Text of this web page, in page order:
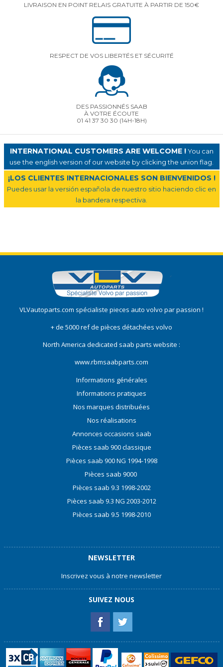
LIVRAISON EN POINT RELAIS GRATUITE À PARTIR DE 150€
RESPECT DE VOS LIBERTÉS ET SÉCURITÉ
DES PASSIONNÉS SAAB
À VOTRE ÉCOUTE
01 41 37 30 30 (14H-18H)
INTERNATIONAL CUSTOMERS ARE WELCOME !You can
use the english version of our website by clicking the union flag.
¡LOS CLIENTES INTERNACIONALES SON BIENVENIDOS !
Puedes usar la versión española de nuestro sitio haciendo clic en
la bandera respectiva.
VLVautoparts.com spécialiste pieces auto volvo par passion !
+ de 5000 ref de pièces détachées volvo
North America dedicated saab parts website :
www.rbmsaabparts.com
Informations générales
Informations pratiques
Nos marques distribuées
Nos réalisations
Annonces occasions saab
Pièces saab 900 classique
Pièces saab 900 NG 1994-1998
Pièces saab 9000
Pièces saab 9.3 1998-2002
Pièces saab 9.3 NG 2003-2012
Pièces saab 9.5 1998-2010
NEWSLETTER
Inscrivez vous à notre newsletter
SUIVEZ NOUS